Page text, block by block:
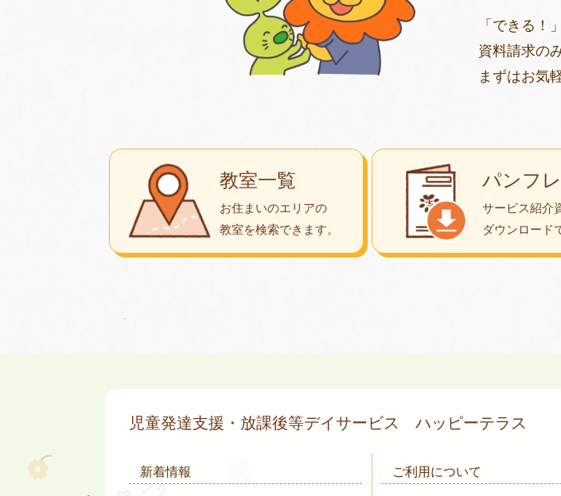
「できる！
資料請求の
まずはお気
教室一覧
お住まいのエリアの
教室を検索できます。
パンフ
サービス紹介
ダウンロード
児童発達支援・放課後等デイサービス ハッピーテラス
新着情報 ご利用について